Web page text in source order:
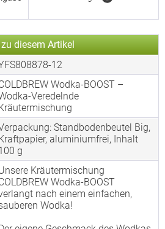
diesem Artikel
12
Wodka-BOOST –
Veredelnde
Standbodenbeutel Big,
aluminiumfrei, Inhalt
g
Kräutermischung
Wodka-BOOST
nach einem einfachen,
Wodka!